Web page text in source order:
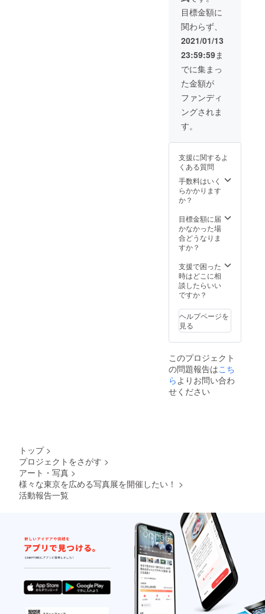
目標金額に
関わらず、
2021/01/13
23:59:59ま
でに集まっ
た金額が
ファンディ
ングされま
す。
支援に関するよ
くある質問
手数料はいく
らかかります
か？
目標金額に届
かなかった場
合どうなりま
すか？
支援で困った
時はどこに相
談したらいい
ですか？
ヘルプページを
見る
このプロジェクト
の問題報告はこち
ら よりお問い合わ
せください
トップ >
プロジェクトをさがす >
アート・写真 >
様々な東京を広める写真展を開催したい！ >
活動報告一覧